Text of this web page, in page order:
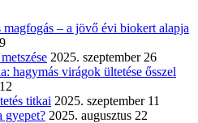
magfogás – a jövő évi biokert alapja
2025. szeptember 26
hagymás virágok ültetése ősszel
titkai 2025. szeptember 11
gyepet? 2025. augusztus 22